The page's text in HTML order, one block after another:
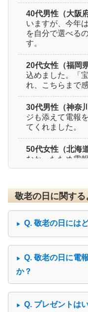
40代男性（大阪府
いますが、今年
を自分で選べる
す。
20代女性（福岡県
込めました。「
れ、こちらまで
30代男性（神奈
ジも添えて電報
てくれました。
50代女性（北海道
なかったため電
と聞き、安心し
60代女性（愛知
した。「華やか
んでくれました
れたそうです。
30代女性（京都府
寧。敬老の日の
ました。
敬老の日に関する
Q. 敬老の日には
Q. 敬老の日に電
か？
Q. プレゼントは